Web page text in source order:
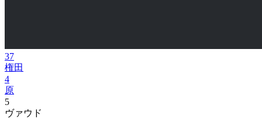
37
権田
4
原
5
ヴァウド